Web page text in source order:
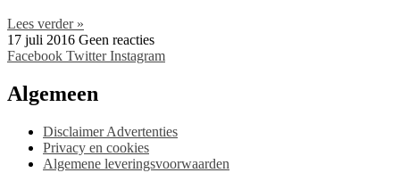
Lees verder »
17 juli 2016 Geen reacties
Facebook Twitter Instagram
Algemeen
Disclaimer Advertenties
Privacy en cookies
Algemene leveringsvoorwaarden